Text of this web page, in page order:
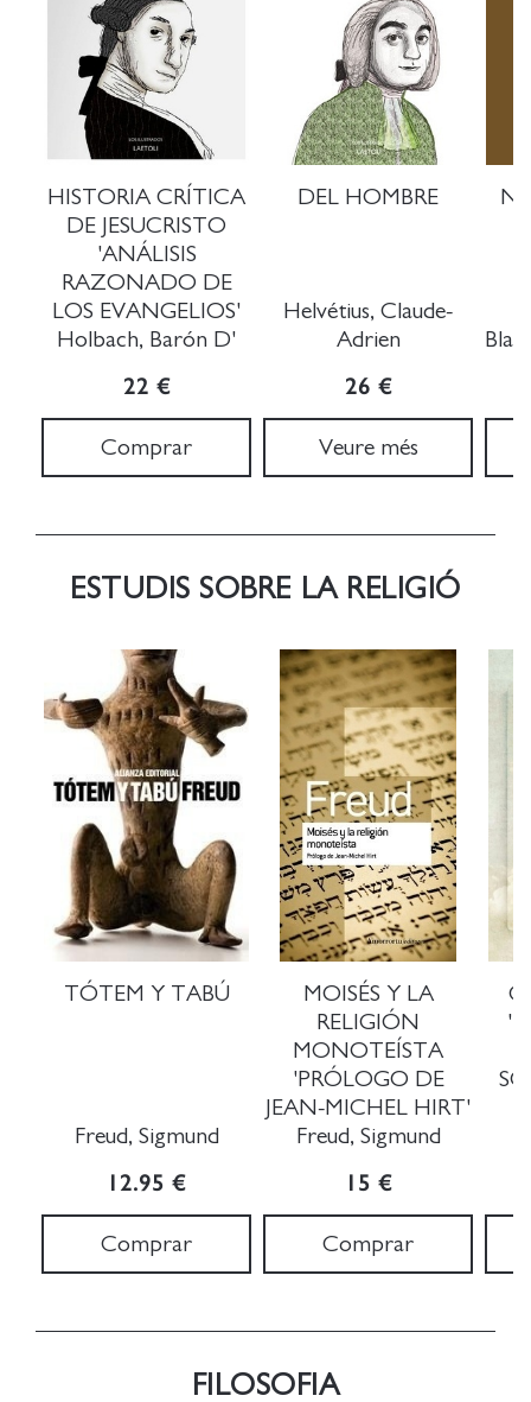
HISTORIA CRÍTICA
DE JESUCRISTO
'ANÁLISIS
RAZONADO DE
LOS EVANGELIOS'
Holbach, Barón D'
22 €
Comprar
DEL HOMBRE
Helvétius, Claude-
Adrien
26 €
Veure més
NI
ESTUDIS SOBRE LA RELIGIÓ
TÓTEM Y TABÚ
Freud, Sigmund
12.95 €
Comprar
MOISÉS Y LA
RELIGIÓN
MONOTEÍSTA
'PRÓLOGO DE
JEAN-MICHEL HIRT'
Freud, Sigmund
15 €
Comprar
FILOSOFIA